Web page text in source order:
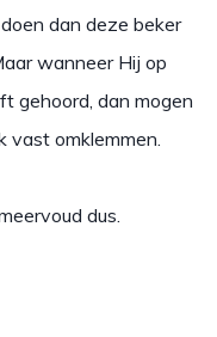
dan deze beker
wanneer Hij op
gehoord, dan mogen
vast omklemmen.
dus.